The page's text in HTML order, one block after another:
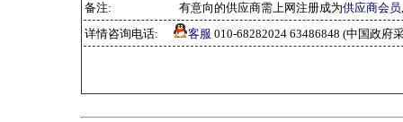
备注:
有意向的供应商需上网注册成为供应商会员
详情咨询电话:
客服 010-68282024 63486848 (中国政府